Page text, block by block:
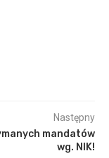
Następny
mandatów
wg. NIK!